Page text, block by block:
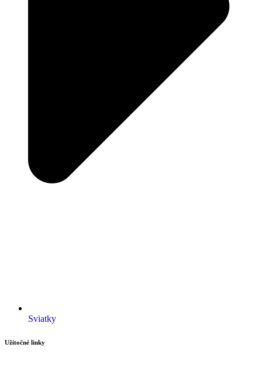
Sviatky
Užitočné linky